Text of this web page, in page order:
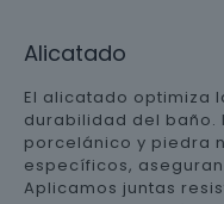
Alicatado
El alicatado optimiza
durabilidad del baño.
porcelánico y piedra
específicos,
Aplicamos juntas